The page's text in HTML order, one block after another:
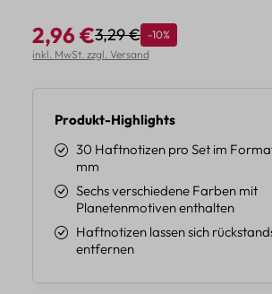
Verkaufspreis:
2,96 €Regulärer Preis:
3,29 € Rabatt
-10%
inkl. MwSt. zzgl. Versand
Produkt-Highlights
30 Haftnotizen pro Set im
mm
Sechs verschiedene Farben mit
Planetenmotiven enthalten
Haftnotizen lassen sich
entfernen